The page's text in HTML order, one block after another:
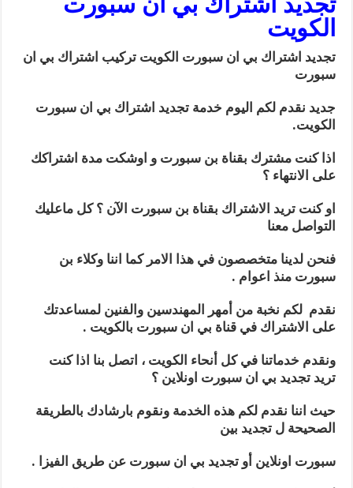
الكويت
تجديد اشتراك بي ان سبورت الكويت تركيب اشتراك بي ان
سبورت
جديد نقدم لكم اليوم خدمة تجديد اشتراك بي ان سبورت
الكويت.
اذا كنت مشترك بقناة بن سبورت و اوشكت مدة اشتراكك
على الانتهاء ؟
او كنت تريد الاشتراك بقناة بن سبورت الآن ؟ كل ماعليك
التواصل معنا
فنحن لدينا متخصصون في هذا الامر كما اننا وكلاء بن
سبورت منذ اعوام .
نقدم لكم نخبة من أمهر المهندسين والفنين لمساعدتك
على الاشتراك في قناة بي ان سبورت بالكويت .
ونقدم خدماتنا في كل أنحاء الكويت ، اتصل بنا اذا كنت
تريد تجديد بي ان سبورت اونلاين ؟
حيث اننا نقدم لكم هذه الخدمة ونقوم بارشادك بالطريقة
الصحيحة ل تجديد بين
سبورت اونلاين أو تجديد بي ان سبورت عن طريق الفيزا .